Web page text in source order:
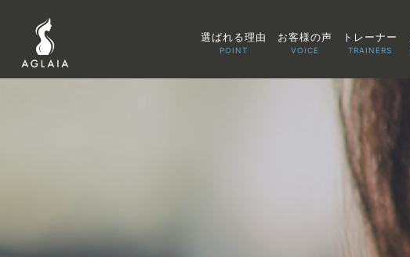
選ばれる理由
POINT
お客様の声
VOICE
トレーナー
TRAINERS